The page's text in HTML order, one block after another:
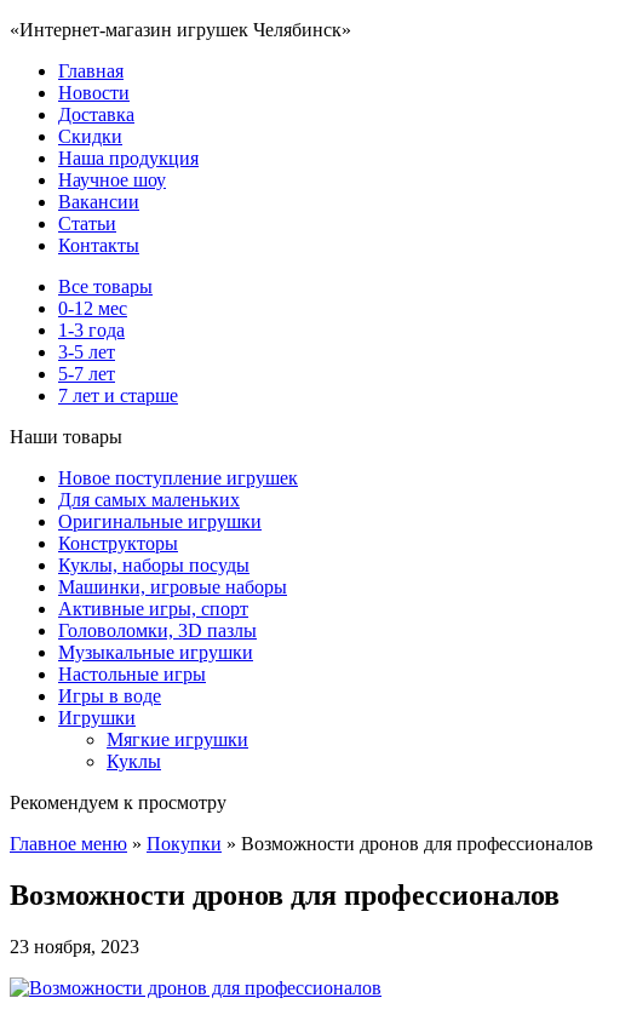
«Интернет-магазин игрушек Челябинск»
Главная
Новости
Доставка
Скидки
Наша продукция
Научное шоу
Вакансии
Статьи
Контакты
Все товары
0-12 мес
1-3 года
3-5 лет
5-7 лет
7 лет и старше
Наши товары
Новое поступление игрушек
Для самых маленьких
Оригинальные игрушки
Конструкторы
Куклы, наборы посуды
Машинки, игровые наборы
Активные игры, спорт
Головоломки, 3D пазлы
Музыкальные игрушки
Настольные игры
Игры в воде
Игрушки
Мягкие игрушки
Куклы
Рекомендуем к просмотру
Главное меню » Покупки » Возможности дронов для профессионалов
Возможности дронов для профессионалов
23 ноября, 2023